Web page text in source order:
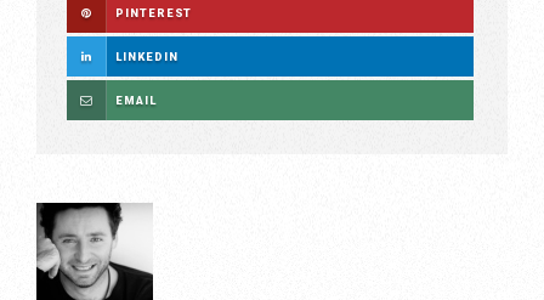
PINTEREST
LINKEDIN
EMAIL